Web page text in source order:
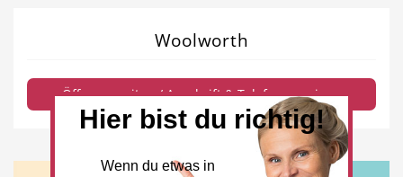
News
Woolworth
Öffnungszeiten / Anschrift & Telefon anzeigen
Hier bist du richtig!
Wenn du etwas in